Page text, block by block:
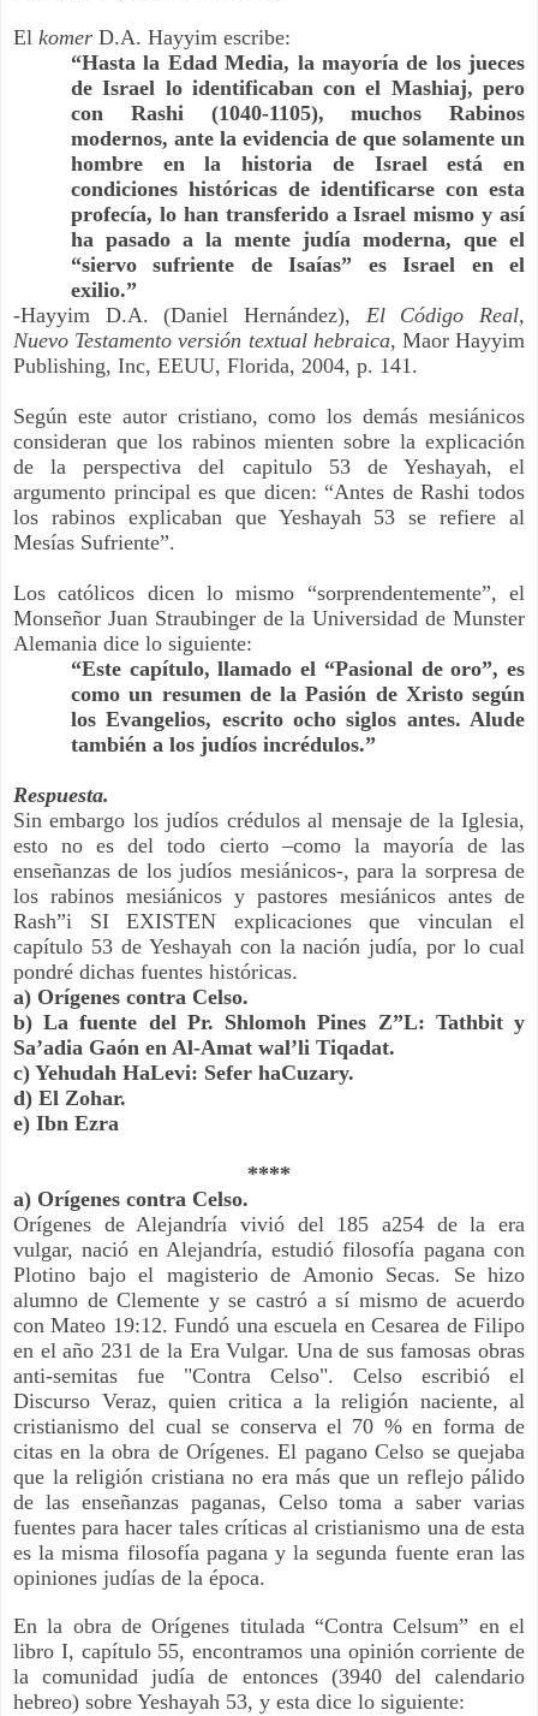
El komer D.A. Hayyim escribe:
“Hasta la Edad Media, la mayoría de los jueces
de Israel lo identificaban con el Mashiaj, pero
con Rashi (1040-1105), muchos Rabinos
modernos, ante la evidencia de que solamente un
hombre en la historia de Israel está en
condiciones históricas de identificarse con esta
profecía, lo han transferido a Israel mismo y así
ha pasado a la mente judía moderna, que el
“siervo sufriente de Isaías” es Israel en el
exilio.”
-Hayyim D.A. (Daniel Hernández), El Código Real,
Nuevo Testamento versión textual hebraica, Maor Hayyim
Publishing, Inc, EEUU, Florida, 2004, p. 141.
Según este autor cristiano, como los demás mesiánicos
consideran que los rabinos mienten sobre la explicación
de la perspectiva del capitulo 53 de Yeshayah, el
argumento principal es que dicen: “Antes de Rashi todos
los rabinos explicaban que Yeshayah 53 se refiere al
Mesías Sufriente”.
Los católicos dicen lo mismo “sorprendentemente”, el
Monseñor Juan Straubinger de la Universidad de Munster
Alemania dice lo siguiente:
“Este capítulo, llamado el “Pasional de oro”, es
como un resumen de la Pasión de Xristo según
los Evangelios, escrito ocho siglos antes. Alude
también a los judíos incrédulos.”
Respuesta.
Sin embargo los judíos crédulos al mensaje de la Iglesia,
esto no es del todo cierto –como la mayoría de las
enseñanzas de los judíos mesiánicos-, para la sorpresa de
los rabinos mesiánicos y pastores mesiánicos antes de
Rash”i SI EXISTEN explicaciones que vinculan el
capítulo 53 de Yeshayah con la nación judía, por lo cual
pondré dichas fuentes históricas.
a) Orígenes contra Celso.
b) La fuente del Pr. Shlomoh Pines Z”L: Tathbit y
Sa’adia Gaón en Al-Amat wal’li Tiqadat.
c) Yehudah HaLevi: Sefer haCuzary.
d) El Zohar.
e) Ibn Ezra
****
a) Orígenes contra Celso.
Orígenes de Alejandría vivió del 185 a254 de la era
vulgar, nació en Alejandría, estudió filosofía pagana con
Plotino bajo el magisterio de Amonio Secas. Se hizo
alumno de Clemente y se castró a sí mismo de acuerdo
con Mateo 19:12. Fundó una escuela en Cesarea de Filipo
en el año 231 de la Era Vulgar. Una de sus famosas obras
anti-semitas fue "Contra Celso". Celso escribió el
Discurso Veraz, quien critica a la religión naciente, al
cristianismo del cual se conserva el 70 % en forma de
citas en la obra de Orígenes. El pagano Celso se quejaba
que la religión cristiana no era más que un reflejo pálido
de las enseñanzas paganas, Celso toma a saber varias
fuentes para hacer tales críticas al cristianismo una de esta
es la misma filosofía pagana y la segunda fuente eran las
opiniones judías de la época.
En la obra de Orígenes titulada “Contra Celsum” en el
libro I, capítulo 55, encontramos una opinión corriente de
la comunidad judía de entonces (3940 del calendario
hebreo) sobre Yeshayah 53, y esta dice lo siguiente: